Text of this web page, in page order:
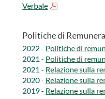
Verbale
Politiche di
2022 - ​​ Politiche di
2021 - ​​​​​ Politiche di
2021 - Relazione sulla
2020 - ​ Relazione sulla
2019 - ​​​​​​ Relazione sulla